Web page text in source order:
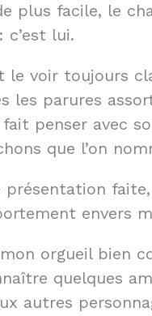
plus facile, le
c’est lui.
le voir toujours
les parures
penser avec
que l’on
présentation
envers
orgueil bien
quelques
autres